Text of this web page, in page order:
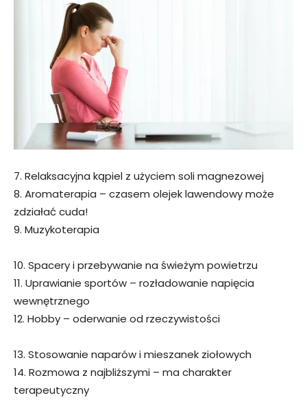
7. Relaksacyjna kąpiel z użyciem soli magnezowej
8. Aromaterapia – czasem olejek lawendowy może
zdziałać cuda!
9. Muzykoterapia
10. Spacery i przebywanie na świeżym powietrzu
11. Uprawianie sportów – rozładowanie napięcia
wewnętrznego
12. Hobby – oderwanie od rzeczywistości
13. Stosowanie naparów i mieszanek ziołowych
14. Rozmowa z najbliższymi – ma charakter
terapeutyczny